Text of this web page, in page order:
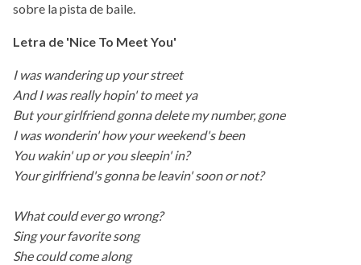
sobre la pista de baile.
Letra de 'Nice To Meet You'
I was wandering up your street
And I was really hopin' to meet ya
But your girlfriend gonna delete my number, gone
I was wonderin' how your weekend's been
You wakin' up or you sleepin' in?
Your girlfriend's gonna be leavin' soon or not?
What could ever go wrong?
Sing your favorite song
She could come along